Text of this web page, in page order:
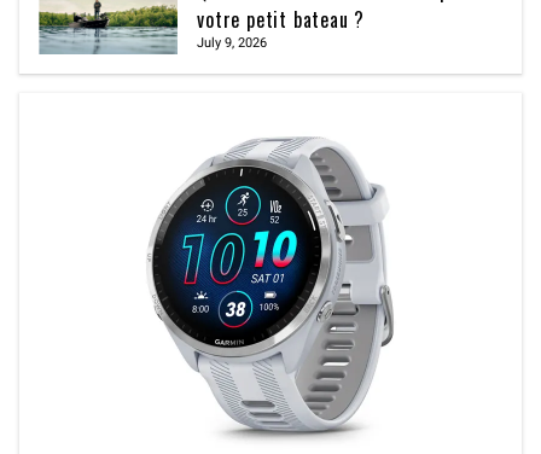
votre petit bateau ?
July 9, 2026